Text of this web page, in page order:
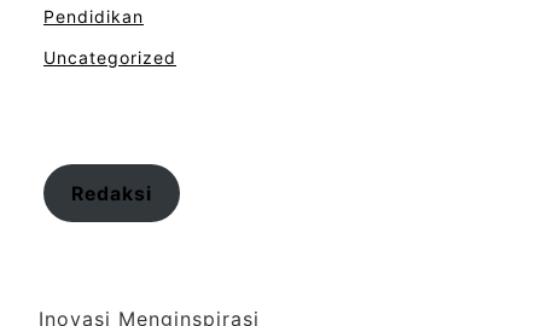
Pendidikan
Uncategorized
Redaksi
Inovasi Menginspirasi